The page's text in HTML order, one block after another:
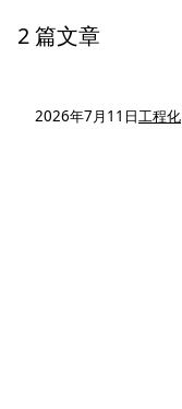
2 篇文章
2026年7月11日工程化